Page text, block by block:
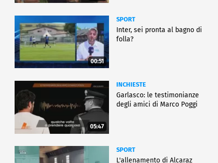
00:51
SPORT
Inter, sei pronta al bagno di
folla?
05:47
INCHIESTE
Garlasco: le testimonianze
degli amici di Marco Poggi
SPORT
L'allenamento di Alcaraz